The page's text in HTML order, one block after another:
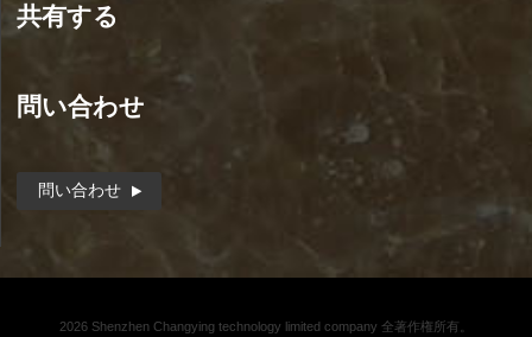
共有する
問い合わせ
問い合わせ
2026 Shenzhen Changying technology limited company 全著作権所有。